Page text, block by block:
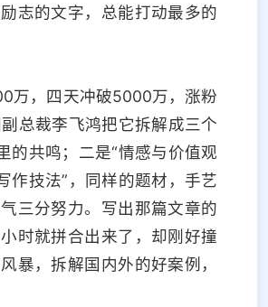
志的文字，总能打动最多的
万，四天冲破5000万，涨粉
总裁李飞鸿把它拆解成三个
的共鸣；二是“情感与价值观
作技法”，同样的题材，手艺
三分努力。写出那篇文章的
时就拼合出来了，却刚好撞
暴，拆解国内外的好案例，